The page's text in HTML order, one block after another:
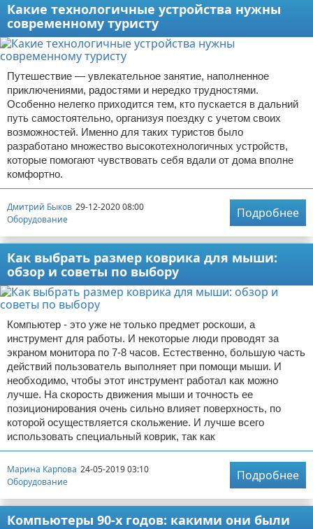
Какие технологичные устройства нужны
современному туристу
Путешествие — увлекательное занятие, наполненное
приключениями, радостями и нередко трудностями.
Особенно нелегко приходится тем, кто пускается в дальний
путь самостоятельно, организуя поездку с учетом своих
возможностей. Именно для таких туристов было
разработано множество высокотехнологичных устройств,
которые помогают чувствовать себя вдали от дома вполне
комфортно.
Дмитрий Быков 29-12-2020 08:00
Оборудование
Подробнее
Как выбрать размер коврика для мыши:
обзор и советы по выбору
Компьютер - это уже не только предмет роскоши, а
инструмент для работы. И некоторые люди проводят за
экраном монитора по 7-8 часов. Естественно, большую часть
действий пользователь выполняет при помощи мыши. И
необходимо, чтобы этот инструмент работал как можно
лучше. На скорость движения мыши и точность ее
позиционирования очень сильно влияет поверхность, по
которой осуществляется скольжение. И лучше всего
использовать специальный коврик, так как
Марина Карпова 24-05-2019 03:10
Оборудование
Подробнее
Компьютеры 90-х годов: какими они были